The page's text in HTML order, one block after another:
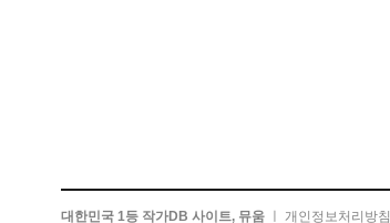
대한민국 1등 작가DB 사이트, 뮤움 개인정보처리방침